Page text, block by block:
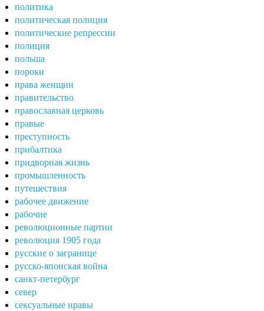
политика
политическая полиция
политические репрессии
полиция
польша
пороки
права женщин
правительство
православная церковь
правые
преступность
прибалтика
придворная жизнь
промышленность
путешествия
рабочее движение
рабочие
революционные партии
революция 1905 года
русские о загранице
русско-японская война
санкт-петербург
север
сексуальные нравы